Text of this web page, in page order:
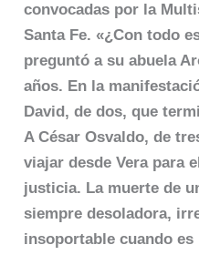
convocadas por la
Santa Fe. «¿Con todo
preguntó a su abuela
años. En la
David, de dos, que
A César Osvaldo, de
viajar desde Vera para
justicia. La muerte de
siempre desoladora,
insoportable cuando